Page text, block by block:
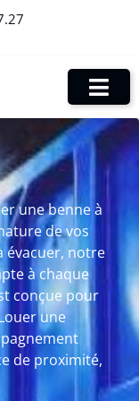
une benne à
de vos
évacuer, notre
à chaque
conçue pour
une
de proximité,